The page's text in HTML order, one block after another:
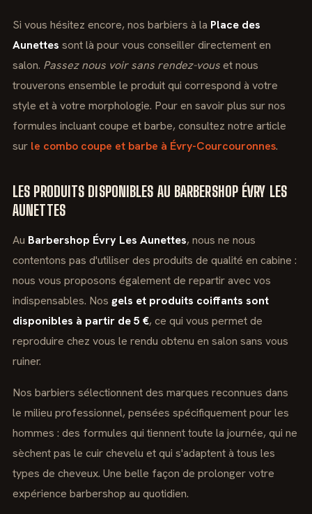
Si vous hésitez encore, nos barbiers à la Place des
Aunettes sont là pour vous conseiller directement en
salon. Passez nous voir sans rendez-vouset nous
trouverons ensemble le produit qui correspond à votre
style et à votre morphologie. Pour en savoir plus sur nos
formules incluant coupe et barbe, consultez notre article
sur le combo coupe et barbe à Évry-Courcouronnes.
LES PRODUITS DISPONIBLES AU BARBERSHOP ÉVRY LES
AUNETTES
Au Barbershop Évry Les Aunettes, nous ne nous
contentons pas d'utiliser des produits de qualité en cabine :
nous vous proposons également de repartir avec vos
indispensables. Nos gels et produits coiffants sont
disponibles à partir de 5 €, ce qui vous permet de
reproduire chez vous le rendu obtenu en salon sans vous
ruiner.
Nos barbiers sélectionnent des marques reconnues dans
le milieu professionnel, pensées spécifiquement pour les
hommes : des formules qui tiennent toute la journée, qui ne
sèchent pas le cuir chevelu et qui s'adaptent à tous les
types de cheveux. Une belle façon de prolonger votre
expérience barbershop au quotidien.